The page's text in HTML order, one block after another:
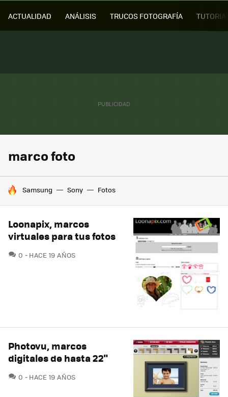
ACTUALIDAD ANÁLISIS TRUCOS FOTOGRAFÍA
marco foto
HOY SE HABLA DE
Samsung Sony Fotos
Loonapix, marcos
virtuales para tus fotos
0 COMENTARIOS
HACE 19 AÑOS
Photovu, marcos
digitales de hasta 22"
0 COMENTARIOS
HACE 19 AÑOS